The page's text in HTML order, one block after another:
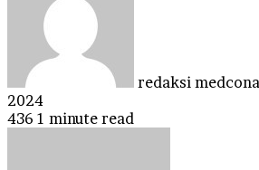
redaksi
2024
436 1 minute read